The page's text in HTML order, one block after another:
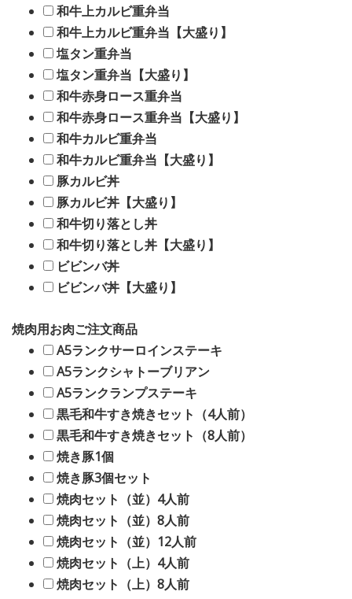
和牛上カルビ重弁当
和牛上カルビ重弁当【大盛り】
塩タン重弁当
塩タン重弁当【大盛り】
和牛赤身ロース重弁当
和牛赤身ロース重弁当【大盛り】
和牛カルビ重弁当
和牛カルビ重弁当【大盛り】
豚カルビ丼
豚カルビ丼【大盛り】
和牛切り落とし丼
和牛切り落とし丼【大盛り】
ビビンバ丼
ビビンバ丼【大盛り】
焼肉用お肉ご注文商品
A5ランクサーロインステーキ
A5ランクシャトーブリアン
A5ランクランプステーキ
黒毛和牛すき焼きセット（4人前）
黒毛和牛すき焼きセット（8人前）
焼き豚1個
焼き豚3個セット
焼肉セット（並）4人前
焼肉セット（並）8人前
焼肉セット（並）12人前
焼肉セット（上）4人前
焼肉セット（上）8人前